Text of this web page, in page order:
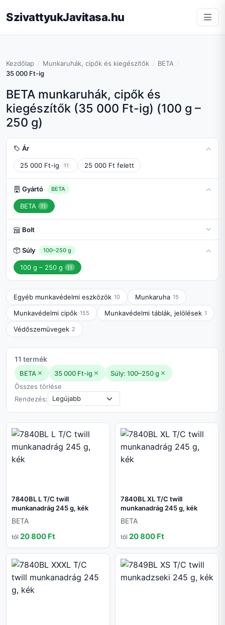
SzivattyukJavitasa.hu
Kezdőlap Munkaruhák, cipők és kiegészítők
BETA
35 000 Ft-ig
BETA munkaruhák, cipők és
kiegészítők (35 000 Ft-ig) (100 g –
250 g)
Ár
25 000 Ft-ig 11 25 000 Ft felett
Gyártó BETA
BETA 11
Bolt
Súly 100–250 g
100 g – 250 g 11
Egyéb munkavédelmi eszközök 10 Munkaruha 15
Munkavédelmi cipők 155 Munkavédelmi táblák, jelölések 1
Védőszemüvegek 2
11 termék
BETA 35 000 Ft-ig
Súly: 100–250 g
Összes törlése
Rendezés:
7840BL L T/C twill
munkanadrág 245 g, kék
BETA
től 20 800 Ft
7840BL XL T/C twill
munkanadrág 245 g, kék
BETA
től 20 800 Ft